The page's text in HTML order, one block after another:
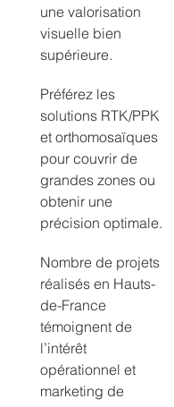
une valorisation
visuelle bien
supérieure.
Préférez les
solutions RTK/PPK
et orthomosaïques
pour couvrir de
grandes zones ou
obtenir une
précision optimale.
Nombre de projets
réalisés en Hauts-
de-France
témoignent de
l’intérêt
opérationnel et
marketing de